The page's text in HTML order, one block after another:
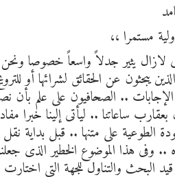
مستمرا ،،
لازال يثير جدلاً واسعاً خصوصا
يبحثون عن الحقائق لشرائها أو
.. الصحافيون على علم بأن
ساعاتنا .. ليأتى إلينا خبرا
الطوعية على متنها .. قبل بداية
.. وفى هذا الموضوع الخطير الذى
والتناول للجهة التى اختارت